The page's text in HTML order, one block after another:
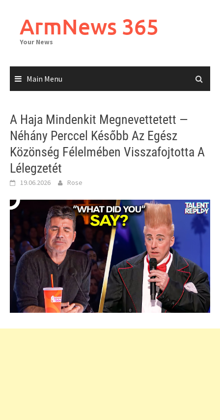
contentArmNews 365
Your News
Main Menu
A Haja Mindenkit Megnevettetett —
Néhány Perccel Később Az Egész
Közönség Félelmében Visszafojtotta A
Lélegzetét
19.06.2026 Rose